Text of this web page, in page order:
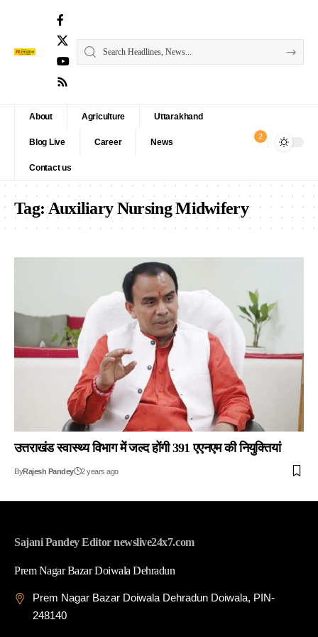
About Agriculture Uttarakhand
Blog Live Career News
Contact us
2
Tag:Auxiliary Nursing Midwifery
उत्तराखंड स्वास्थ्य विभाग में जल्द होंगी 391 एएनएम की नियुक्तियां
ByRajesh Pandey 2 years ago
Sajani Pandey Editor newslive24x7.com
Prem Nagar Bazar Doiwala Dehradun
Prem Nagar Bazar Doiwala Dehradun Doiwala, PIN-
248140